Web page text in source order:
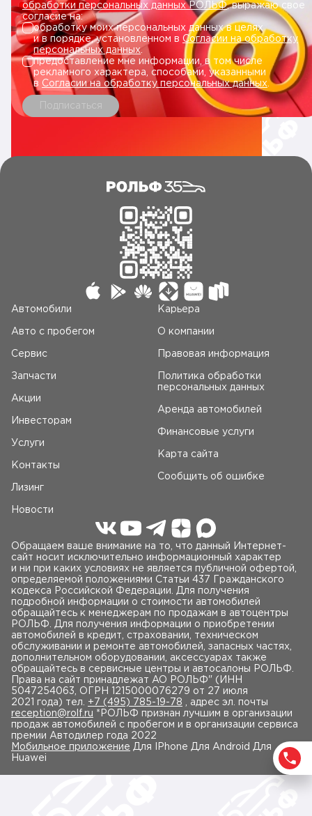
обработки персональных данных РОЛЬФ, выражаю свое
согласие на:
обработку моих персональных данных в целях
и в порядке, установленном в Согласии на обработку
персональных данных.
предоставление мне информации, в том числе
рекламного характера, способами, указанными
в Согласии на обработку персональных данных
Подписаться
Автомобили
Авто c пробегом
Сервис
Запчасти
Акции
Инвесторам
Услуги
Контакты
Лизинг
Новости
Карьера
О компании
Правовая информация
Политика обработки
персональных данных
Аренда автомобилей
Финансовые услуги
Карта сайта
Сообщить об ошибке
Обращаем ваше внимание на то, что данный Интернет-
сайт носит исключительно информационный характер
и ни при каких условиях не является публичной офертой,
определяемой положениями Статьи 437 Гражданского
кодекса Российской Федерации. Для получения
подробной информации о стоимости автомобилей
обращайтесь к менеджерам по продажам в автоцентры
РОЛЬФ. Для получения информации о приобретении
автомобилей в кредит, страховании, техническом
обслуживании и ремонте автомобилей, запасных частях,
дополнительном оборудовании, аксессуарах также
обращайтесь в сервисные центры и автосалоны РОЛЬФ.
Права на сайт принадлежат AO РОЛЬФ" (ИНН
5047254063, ОГРН 1215000076279 от 27 июля
2021 года) тел. +7 (495) 785-19-78 , адрес эл. почты
reception@rolf.ru *РОЛЬФ признан лучшим в организации
продаж автомобилей с пробегом и в организации сервиса
премии Автодилер года 2022
Мобильное приложение Для IPhone Для Android Для
Huawei